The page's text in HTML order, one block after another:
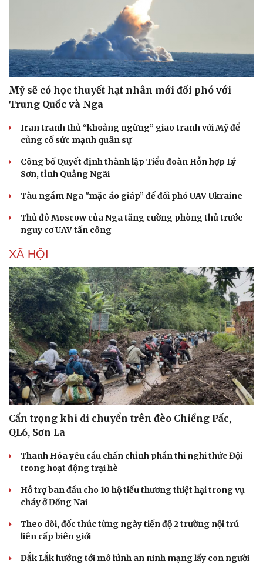
Làm đẹp - giảm cân
Phòng mạch online
Blog
Tình yêu - Gia đình
Mỹ sẽ có học thuyết hạt nhân mới đối phó với
Trung Quốc và Nga
Iran tranh thủ “khoảng ngừng” giao tranh với Mỹ để
củng cố sức mạnh quân sự
Công bố Quyết định thành lập Tiểu đoàn Hỗn hợp Lý
Sơn, tỉnh Quảng Ngãi
Tàu ngầm Nga "mặc áo giáp” để đối phó UAV Ukraine
Thủ đô Moscow của Nga tăng cường phòng thủ trước
nguy cơ UAV tấn công
XÃ HỘI
Cẩn trọng khi di chuyển trên đèo Chiềng Pấc,
QL6, Sơn La
Thanh Hóa yêu cầu chấn chỉnh phần thi nghi thức Đội
trong hoạt động trại hè
Hỗ trợ ban đầu cho 10 hộ tiểu thương thiệt hại trong vụ
cháy ở Đồng Nai
Theo dõi, đốc thúc từng ngày tiến độ 2 trường nội trú
liên cấp biên giới
Đắk Lắk hướng tới mô hình an ninh mạng lấy con người